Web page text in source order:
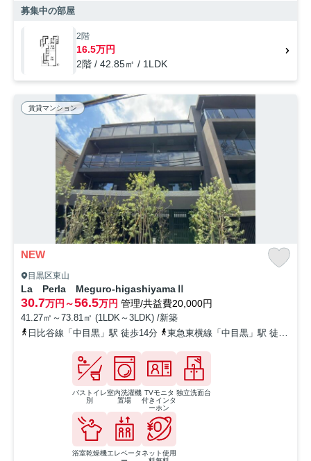
当日からインターネットが使えます。掃除のしやすい、IHキッチン付き
横線自由が丘付近での楽しい暮らしがあなたを待っています。素敵なお
部屋を私達と一緒に見つけるために、まずはお問い合わせください。
募集中の部屋
2階
16.5万円
2階 / 42.85㎡ / 1LDK
賃貸マンション
NEW
目黒区東山
La Perla Meguro-higashiyamaⅡ
30.7万円～56.5万円 管理/共益費20,000円
41.27㎡～73.81㎡ (1LDK～3LDK) /新築
日比谷線「中目黒」駅 徒歩14分
東急東横線「中目黒」駅 徒歩14分
バストイレ
別
室内洗濯機
置場
TVモニタ
付きインタ
ーホン
独立洗面台
浴室乾燥機エレベータネット使用